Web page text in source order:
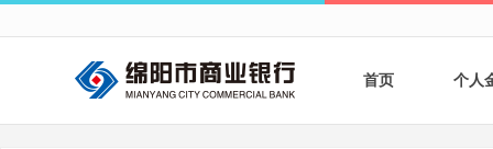
首页 个人